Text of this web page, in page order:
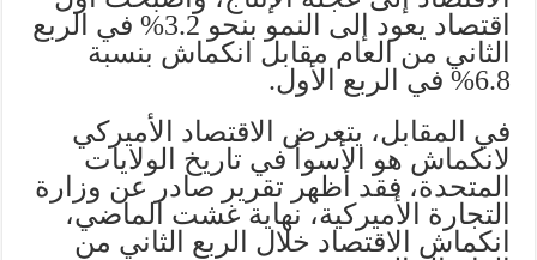
اقتصاد يعود إلى النمو بنحو 3.2% في الربع
الثاني من العام مقابل انكماش بنسبة
6.8% في الربع الأول.
في المقابل، يتعرض الاقتصاد الأميركي
لانكماش هو الأسوأ في تاريخ الولايات
المتحدة، فقد أظهر تقرير صادر عن وزارة
التجارة الأميركية، نهاية غشت الماضي،
انكماش الاقتصاد خلال الربع الثاني من